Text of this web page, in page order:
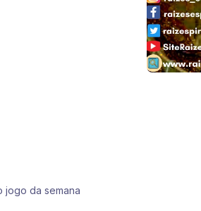
jogo da semana